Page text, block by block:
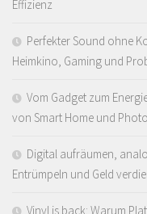
Effizienz
Perfekter Sound ohne
Heimkino, Gaming und
Vom Gadget zum
von Smart Home und
Digital aufräumen,
Entrümpeln und Geld
Vinyl is back: Warum